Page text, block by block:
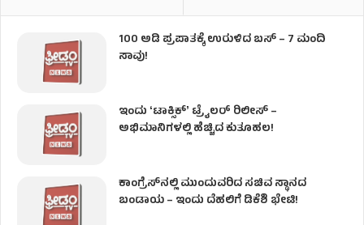
100 ಅಡಿ ಪ್ರಪಾತಕ್ಕೆ ಉರುಳಿದ ಬಸ್‌ – 7 ಮಂದಿ
ಸಾವು!
ಇಂದು ʻಟಾಕ್ಸಿಕ್ʼ ಟ್ರೈಲರ್ ರಿಲೀಸ್‌ –
ಅಭಿಮಾನಿಗಳಲ್ಲಿ ಹೆಚ್ಚಿದ ಕುತೂಹಲ!
ಕಾಂಗ್ರೆಸ್​ನಲ್ಲಿ ಮುಂದುವರಿದ ಸಚಿವ ಸ್ಥಾನದ
ಬಂಡಾಯ – ಇಂದು ದೆಹಲಿಗೆ ಡಿಕೆಶಿ ಭೇಟಿ!